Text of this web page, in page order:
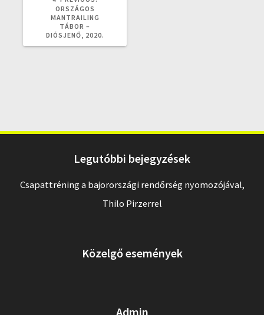
ORSZÁGOS
MANTRAILING
TÁBOR –
DIÓSJENŐ, 2020.
Legutóbbi bejegyzések
Csapattréning a bajorországi rendőrség nyomozójával,
Thilo Pirzerrel
Közelgő események
Admin